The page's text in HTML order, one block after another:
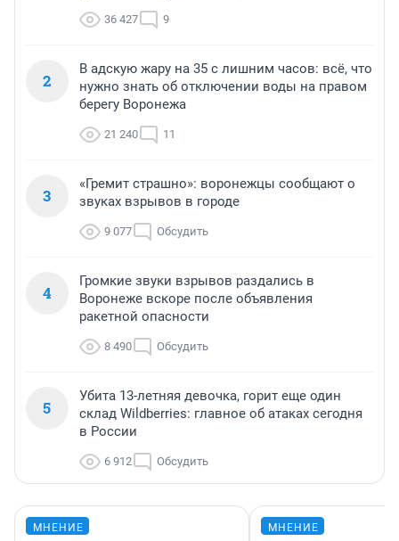
36 427 9
2
В адскую жару на 35 с лишним часов: всё, что
нужно знать об отключении воды на правом
берегу Воронежа
21 240 11
3
«Гремит страшно»: воронежцы сообщают о
звуках взрывов в городе
9 077 Обсудить
4
Громкие звуки взрывов раздались в
Воронеже вскоре после объявления
ракетной опасности
8 490 Обсудить
5
Убита 13-летняя девочка, горит еще один
склад Wildberries: главное об атаках сегодня
в России
6 912 Обсудить
МНЕНИЕ МНЕНИЕ